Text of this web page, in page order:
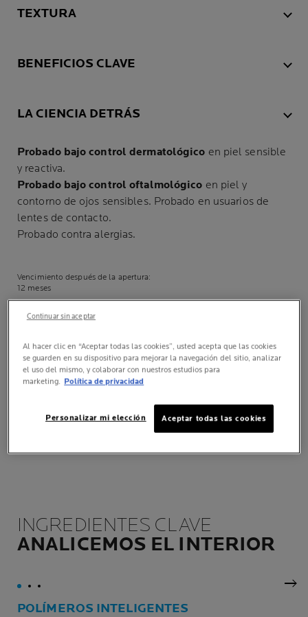
TEXTURA
BENEFICIOS CLAVE
LA CIENCIA DETRÁS
Probado bajo control dermatológico en piel sensible
y reactiva.
Probado bajo control oftalmológico en piel y
contorno de ojos sensibles. Probado en usuarios de
lentes de contacto.
Probado contra alergias.
Vencimiento después de la apertura:
12 meses
Invisible
Adultos
Rostro
INGREDIENTES CLAVE
ANALICEMOS EL INTERIOR
POLÍMEROS INTELIGENTES
Al hacer clic en “Aceptar todas las cookies”, usted acepta que las cookies
se guarden en su dispositivo para mejorar la navegación del sitio, analizar
el uso del mismo, y colaborar con nuestros estudios para
marketing. Política de privacidad
Aceptar todas las cookies
Personalizar mi elección
Continuar sin aceptar